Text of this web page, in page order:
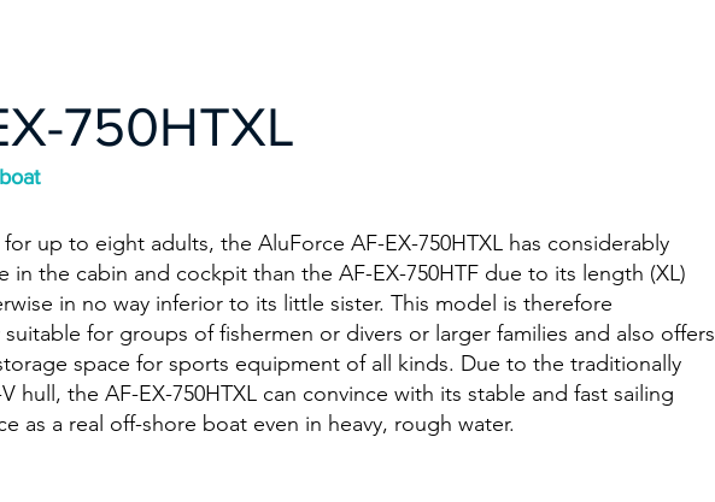
750HTXL
up to eight adults, the AluForce AF-EX-750HTXL has considerably
in the cabin and cockpit than the AF-EX-750HTF due to its length (XL)
in no way inferior to its little sister. This model is therefore
suitable for groups of fishermen or divers or larger families and also offers
space for sports equipment of all kinds. Due to the traditionally
hull, the AF-EX-750HTXL can convince with its stable and fast sailing
as a real off-shore boat even in heavy, rough water.